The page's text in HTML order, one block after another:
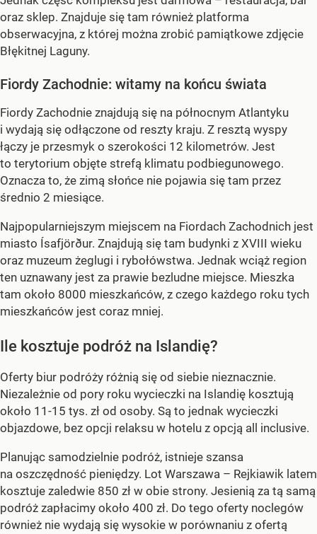
oraz sklep. Znajduje się tam również platforma
obserwacyjna, z której można zrobić pamiątkowe zdjęcie
Błękitnej Laguny.
Fiordy Zachodnie: witamy na końcu świata
Fiordy Zachodnie znajdują się na północnym Atlantyku
i wydają się odłączone od reszty kraju. Z resztą wyspy
łączy je przesmyk o szerokości 12 kilometrów. Jest
to terytorium objęte strefą klimatu podbiegunowego.
Oznacza to, że zimą słońce nie pojawia się tam przez
średnio 2 miesiące.
Najpopularniejszym miejscem na Fiordach Zachodnich jest
miasto Ísafjörður. Znajdują się tam budynki z XVIII wieku
oraz muzeum żeglugi i rybołówstwa. Jednak wciąż region
ten uznawany jest za prawie bezludne miejsce. Mieszka
tam około 8000 mieszkańców, z czego każdego roku tych
mieszkańców jest coraz mniej.
Ile kosztuje podróż na Islandię?
Oferty biur podróży różnią się od siebie nieznacznie.
Niezależnie od pory roku wycieczki na Islandię kosztują
około 11-15 tys. zł od osoby. Są to jednak wycieczki
objazdowe, bez opcji relaksu w hotelu z opcją all inclusive.
Planując samodzielnie podróż, istnieje szansa
na oszczędność pieniędzy. Lot Warszawa – Rejkiawik latem
kosztuje zaledwie 850 zł w obie strony. Jesienią za tą samą
podróż zapłacimy około 400 zł. Do tego oferty noclegów
również nie wydają się wysokie w porównaniu z ofertą